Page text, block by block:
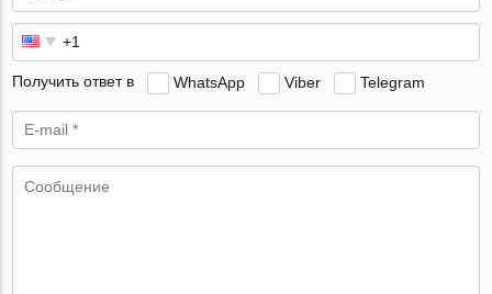
Получить ответ в WhatsApp Viber Telegram